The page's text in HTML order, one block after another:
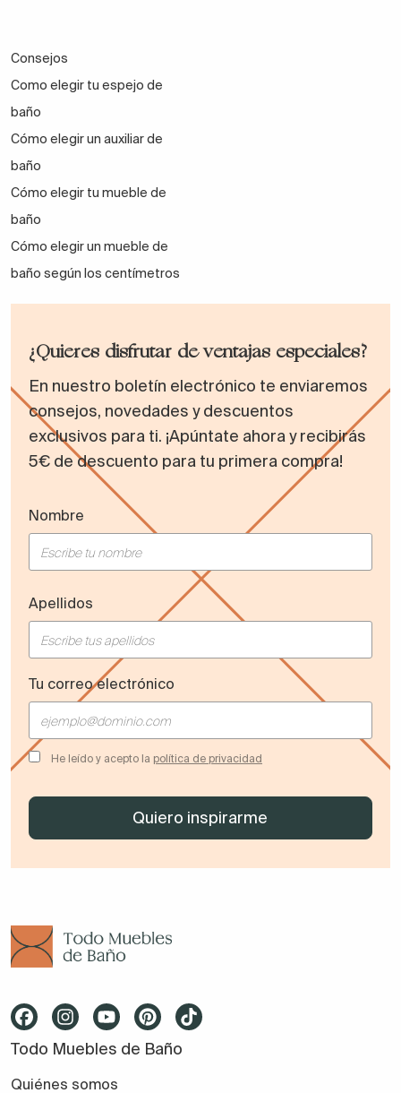
Consejos
Como elegir tu espejo de
baño
Cómo elegir un auxiliar de
baño
Cómo elegir tu mueble de
baño
Cómo elegir un mueble de
baño según los centímetros
¿Quieres disfrutar de ventajas especiales?
En nuestro boletín electrónico te enviaremos
consejos, novedades y descuentos
exclusivos para ti. ¡Apúntate ahora y recibirás
5€ de descuento para tu primera compra!
Nombre
Apellidos
Tu correo electrónico
He leído y acepto la política de privacidad
Todo Muebles de Baño
Quiénes somos